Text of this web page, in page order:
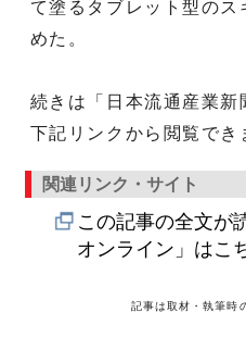
て塗るタブレット型の
めた。
続きは「日本流通産業新
下記リンクから閲覧でき
関連リンク・サイト
この記事の全文が
オンライン」はこ
記事は取材・執筆時